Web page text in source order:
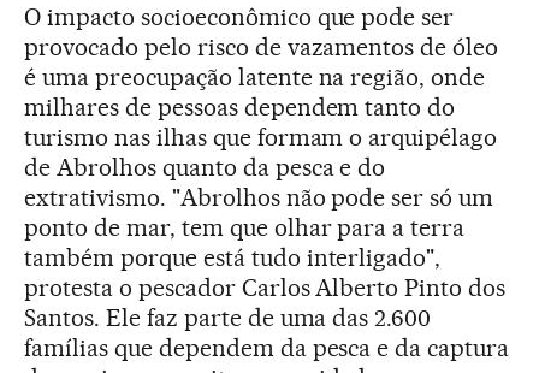
O impacto socioeconômico que pode ser
provocado pelo risco de vazamentos de óleo
é uma preocupação latente na região, onde
milhares de pessoas dependem tanto do
turismo nas ilhas que formam o arquipélago
de Abrolhos quanto da pesca e do
extrativismo. "Abrolhos não pode ser só um
ponto de mar, tem que olhar para a terra
também porque está tudo interligado",
protesta o pescador Carlos Alberto Pinto dos
Santos. Ele faz parte de uma das 2.600
famílias que dependem da pesca e da captura